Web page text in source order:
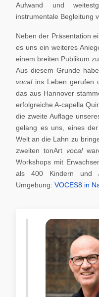
Aufwand und
instrumentale Begleitung
Neben der Präsentation
es uns ein weiteres
einem breiten Publikum
Aus diesem Grunde
vocal ins Leben gerufen
das aus Hannover
erfolgreiche A-capella
die zweite Auflage
gelang es uns, eines
Welt an die Lahn zu
zweiten tonArt vocal
Workshops mit
als 400 Kindern und
Umgebung: VOCES8 in